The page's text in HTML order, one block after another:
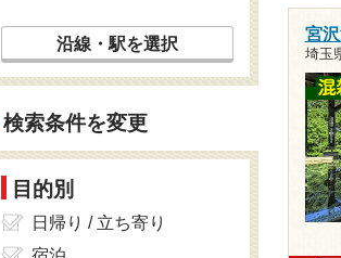
宮
埼玉
沿線・駅を選択
検索条件を変更
目的別
日帰り / 立ち寄り